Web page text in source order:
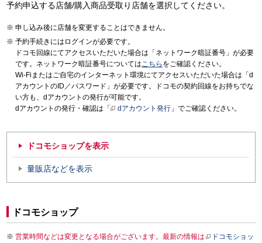
予約申込する店舗/購入商品受取り店舗を選択してください。
申し込み後に店舗を変更することはできません。
予約手続きにはログインが必要です。
ドコモ回線にてアクセスいただいた場合は「ネットワーク暗証番号」が必要
です。ネットワーク暗証番号についてはこちら をご確認ください。
Wi-Fiまたはご自宅のインターネット環境にてアクセスいただいた場合は「d
アカウントのID／パスワード」が必要です。ドコモの契約回線をお持ちでな
い方も、dアカウントの発行が可能です。
dアカウントの発行・確認は「
dアカウント発行 」でご確認ください。
ドコモショップを表示
量販店などを表示
ドコモショップ
営業時間などは変更となる場合がございます。最新の情報は
ドコモショッ